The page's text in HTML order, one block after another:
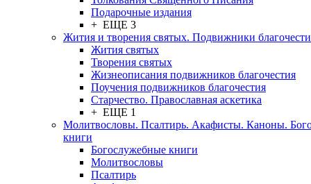
Подарочные издания
+ ЕЩЕ 3
Жития и творения святых. Подвижники
Жития святых
Творения святых
Жизнеописания подвижников благочестия
Поучения подвижников благочестия
Старчество. Православная аскетика
+ ЕЩЕ 1
Молитвословы. Псалтирь. Акафисты. Каноны.
книги
Богослужебные книги
Молитвословы
Псалтирь